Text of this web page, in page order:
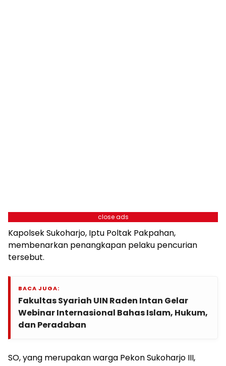
close ads
Kapolsek Sukoharjo, Iptu Poltak Pakpahan,
membenarkan penangkapan pelaku pencurian
tersebut.
BACA JUGA:
Fakultas Syariah UIN Raden Intan Gelar
Webinar Internasional Bahas Islam, Hukum,
dan Peradaban
SO, yang merupakan warga Pekon Sukoharjo III,